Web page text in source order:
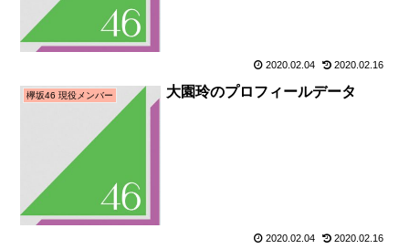
2020.02.04 2020.02.16
欅坂46 現役メンバー 大園玲のプロフィールデータ
2020.02.04 2020.02.16